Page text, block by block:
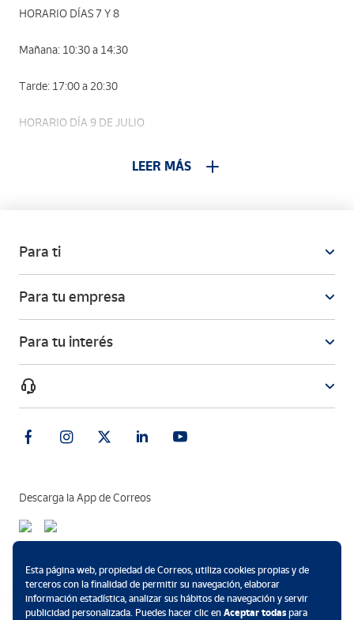
HORARIO DÍAS 7 Y 8
Mañana: 10:30 a 14:30
Tarde: 17:00 a 20:30
HORARIO DÍA 9 DE JULIO
LEER MÁS
Para ti
Para tu empresa
Para tu interés
Descarga la App de Correos
Esta página web, propiedad de Correos, utiliza cookies propias y de
terceros con la finalidad de permitir su navegación, elaborar
información estadística, analizar sus hábitos de navegación y servir
publicidad personalizada. Puedes hacer clic en Aceptar todaspara